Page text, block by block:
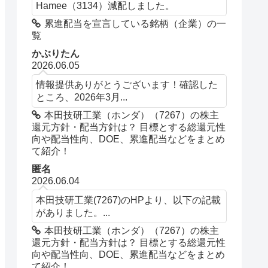
Hamee（3134）減配しました。
累進配当を宣言している銘柄（企業）の一
覧
かぶりたん
2026.06.05
情報提供ありがとうございます！確認した
ところ、2026年3月...
本田技研工業（ホンダ）（7267）の株主
還元方針・配当方針は？ 目標とする総還元性
向や配当性向、DOE、累進配当などをまとめ
て紹介！
匿名
2026.06.04
本田技研工業(7267)のHPより、以下の記載
がありました。...
本田技研工業（ホンダ）（7267）の株主
還元方針・配当方針は？ 目標とする総還元性
向や配当性向、DOE、累進配当などをまとめ